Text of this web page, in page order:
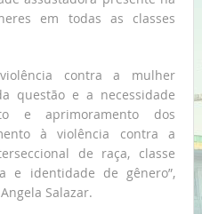
em todas as classes
contra a mulher
questão e a necessidade
e aprimoramento dos
à violência contra a
de raça, classe
e identidade de gênero”,
Salazar.